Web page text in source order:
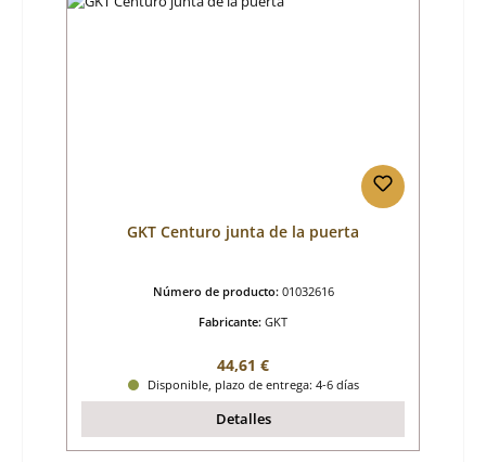
GKT Centuro junta de la puerta
Número de producto: 01032616
Fabricante: GKT
Precio normal:
44,61 €
Disponible, plazo de entrega: 4-6 días
Detalles